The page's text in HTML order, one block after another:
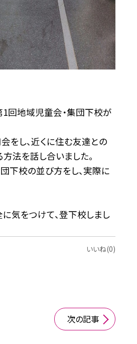
1回地域児童会・集団下校が
をし、近くに住む友達との
法を話し合いました。
下校の並び方をし、実際に
気をつけて、登下校しまし
いいね(0)
次の記事